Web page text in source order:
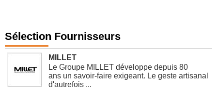
Sélection Fournisseurs
MILLET
Le Groupe MILLET développe depuis 80
ans un savoir-faire exigeant. Le geste artisanal
d'autrefois ...